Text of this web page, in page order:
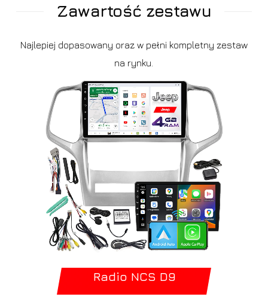
Zawartość zestawu
Najlepiej dopasowany oraz w pełni kompletny zestaw
na rynku.
Radio NCS D9